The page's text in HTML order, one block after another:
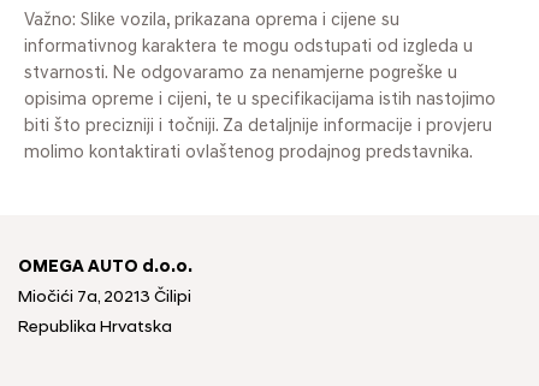
Važno: Slike vozila, prikazana oprema i cijene su
informativnog karaktera te mogu odstupati od izgleda u
stvarnosti. Ne odgovaramo za nenamjerne pogreške u
opisima opreme i cijeni, te u specifikacijama istih nastojimo
biti što precizniji i točniji. Za detaljnije informacije i provjeru
molimo kontaktirati ovlaštenog prodajnog predstavnika.
OMEGA AUTO d.o.o.
Miočići 7a, 20213 Čilipi
Republika Hrvatska